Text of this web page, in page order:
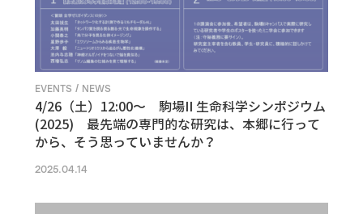
EVENTS / NEWS
4/26（土）12:00〜 駒場II 生命科学シンポジウム
(2025) 最先端の専門的な研究は、本郷に行って
から、そう思っていませんか？
2025.04.14